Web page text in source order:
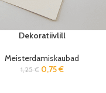
Dekoratiivlill
Meisterdamiskaubad
1,25€ 0,75€